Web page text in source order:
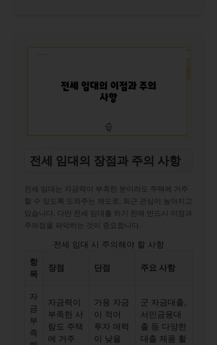
전세 임대의 장점과 주의 사항
전세 임대는 자금력이 부족한 분이라도 주택에 거주
할 수 있도록 도와주는 제도로, 최근 관심이 높아지고
있습니다. 다만 전세 임대를 하기 전에 반드시 이점과
주의점을 파악하는 것이 중요합니다.
전세 임대 시 주의해야 할 사항
항
목
장점 단점 주요 사항
자
금
부
족
자금력이
부족한 사
람도 주택
에 거주
가용 자금
이 적어
투자 매력
이 낮을
군 자금대출,
서민금융대
출 등 다양한
대출 제품 활